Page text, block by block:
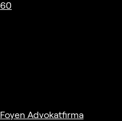
60
Foyen Advokatfirma